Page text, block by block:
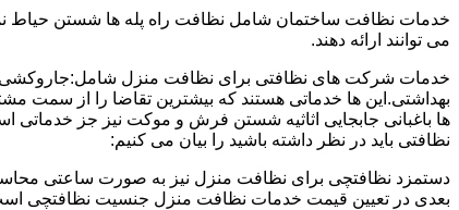
خدمات نظافت ساختمان شامل نظافت راه پله ها شستن حیاط
می توانند ارائه دهند.
خدمات شرکت های نظافتی برای نظافت منزل
بهداشتی.این ها خدماتی هستند که بیشترین تقاضا را از سمت
ها باغبانی جابجایی اثاثیه شستن فرش و موکت نیز جز
نظافتی باید در نظر داشته باشید را بیان می کنیم:
دستمزد نظافتچی برای نظافت منزل نیز به صورت ساعتی
بعدی در تعیین قیمت خدمات نظافت منزل جنسیت نظافتچی